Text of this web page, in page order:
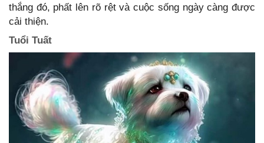
thắng đó, phất lên rõ rệt và cuộc sống ngày càng được
cải thiện.
Tuổi Tuất